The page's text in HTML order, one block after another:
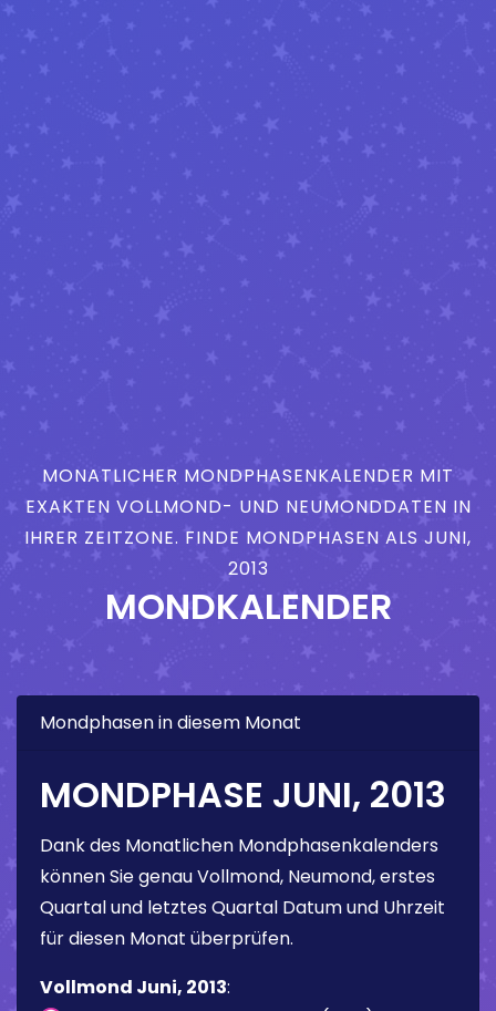
MONATLICHER MONDPHASENKALENDER MIT
EXAKTEN VOLLMOND- UND NEUMONDDATEN IN
IHRER ZEITZONE. FINDE MONDPHASEN ALS JUNI,
2013
MONDKALENDER
Mondphasen in diesem Monat
MONDPHASE JUNI, 2013
Dank des Monatlichen Mondphasenkalenders
können Sie genau Vollmond, Neumond, erstes
Quartal und letztes Quartal Datum und Uhrzeit
für diesen Monat überprüfen.
Vollmond Juni, 2013: